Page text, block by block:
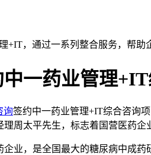
+IT，通过一系列整合服务，帮助
一药业管理
询签约中一药业管理+IT综合咨询
周太平先生，标志着国营医药
业，是全国最大的糖尿病中成